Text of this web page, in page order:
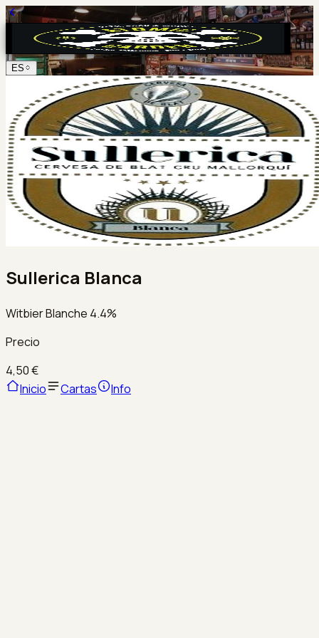
ES
Sullerica Blanca
Witbier Blanche 4.4%
Precio
4,50 €
Inicio
Cartas Info